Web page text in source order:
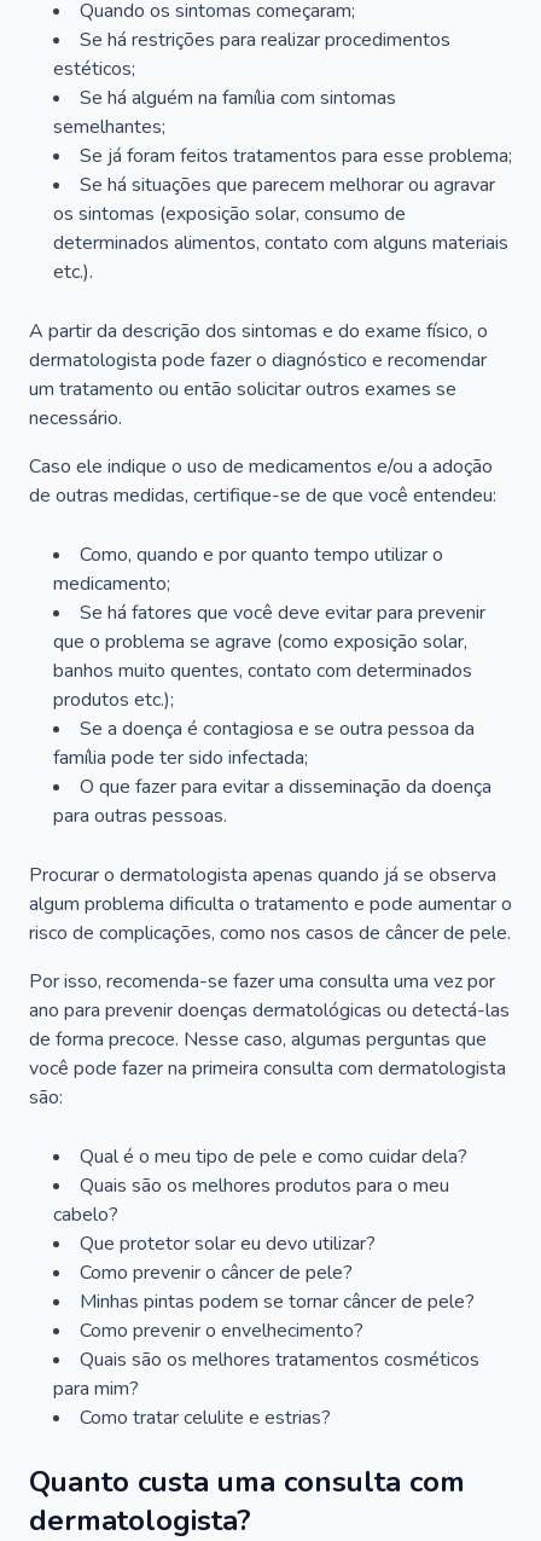
Quando os sintomas começaram;
Se há restrições para realizar procedimentos
estéticos;
Se há alguém na família com sintomas
semelhantes;
Se já foram feitos tratamentos para esse problema;
Se há situações que parecem melhorar ou agravar
os sintomas (exposição solar, consumo de
determinados alimentos, contato com alguns materiais
etc.).
A partir da descrição dos sintomas e do exame físico, o
dermatologista pode fazer o diagnóstico e recomendar
um tratamento ou então solicitar outros exames se
necessário.
Caso ele indique o uso de medicamentos e/ou a adoção
de outras medidas, certifique-se de que você entendeu:
Como, quando e por quanto tempo utilizar o
medicamento;
Se há fatores que você deve evitar para prevenir
que o problema se agrave (como exposição solar,
banhos muito quentes, contato com determinados
produtos etc.);
Se a doença é contagiosa e se outra pessoa da
família pode ter sido infectada;
O que fazer para evitar a disseminação da doença
para outras pessoas.
Procurar o dermatologista apenas quando já se observa
algum problema dificulta o tratamento e pode aumentar o
risco de complicações, como nos casos de câncer de pele.
Por isso, recomenda-se fazer uma consulta uma vez por
ano para prevenir doenças dermatológicas ou detectá-las
de forma precoce. Nesse caso, algumas perguntas que
você pode fazer na primeira consulta com dermatologista
são:
Qual é o meu tipo de pele e como cuidar dela?
Quais são os melhores produtos para o meu
cabelo?
Que protetor solar eu devo utilizar?
Como prevenir o câncer de pele?
Minhas pintas podem se tornar câncer de pele?
Como prevenir o envelhecimento?
Quais são os melhores tratamentos cosméticos
para mim?
Como tratar celulite e estrias?
Quanto custa uma consulta com
dermatologista?